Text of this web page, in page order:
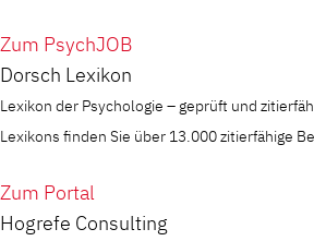
Zum PsychJOB
Dorsch Lexikon
Lexikon der Psychologie – geprüft und
Lexikons finden Sie über 13.000 zitierfähige
Zum Portal
Hogrefe Consulting